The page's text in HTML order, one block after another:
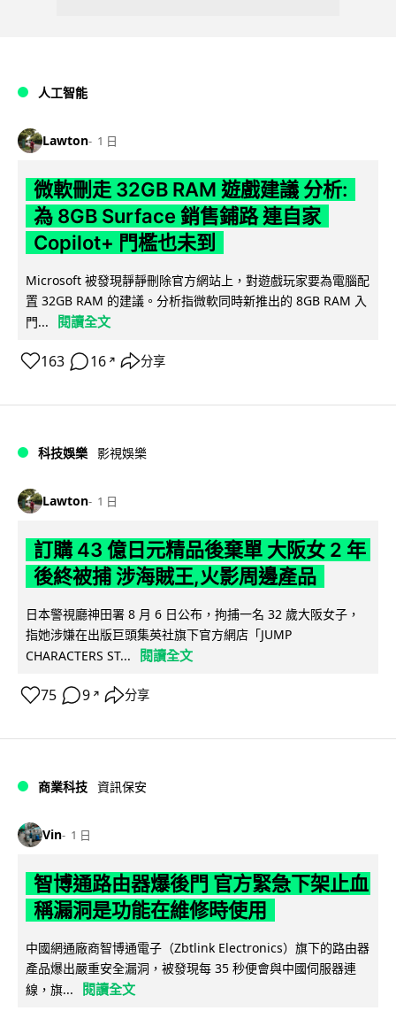
人工智能
Lawton 1 日
微軟刪走 32GB RAM 遊戲建議 分析:
為 8GB Surface 銷售鋪路 連自家
Copilot+ 門檻也未到
Microsoft 被發現靜靜刪除官方網站上，對遊戲玩家要為電腦配
置 32GB RAM 的建議。分析指微軟同時新推出的 8GB RAM 入
門...
閱讀全文
163 16 ↗ 分享
科技娛樂 影視娛樂
Lawton 1 日
訂購 43 億日元精品後棄單 大阪女 2 年
後終被捕 涉海賊王,火影周邊產品
日本警視廳神田署 8 月 6 日公布，拘捕一名 32 歲大阪女子，
指她涉嫌在出版巨頭集英社旗下官方網店「JUMP
CHARACTERS ST...
閱讀全文
75 9 ↗ 分享
商業科技 資訊保安
Vin 1 日
智博通路由器爆後門 官方緊急下架止血
稱漏洞是功能在維修時使用
中國網通廠商智博通電子（Zbtlink Electronics）旗下的路由器
產品爆出嚴重安全漏洞，被發現每 35 秒便會與中國伺服器連
線，旗...
閱讀全文